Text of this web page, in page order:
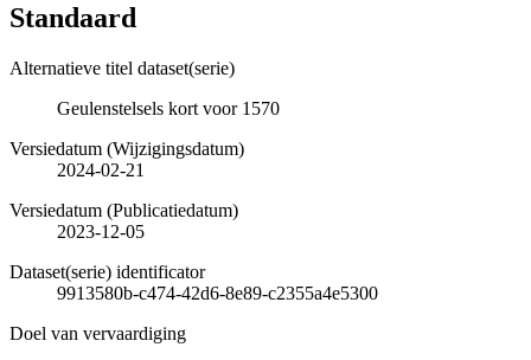
Standaard
Alternatieve titel dataset(serie)
Geulenstelsels kort voor 1570
Versiedatum (Wijzigingsdatum)
2024-02-21
Versiedatum (Publicatiedatum)
2023-12-05
Dataset(serie) identificator
9913580b-c474-42d6-8e89-c2355a4e5300
Doel van vervaardiging